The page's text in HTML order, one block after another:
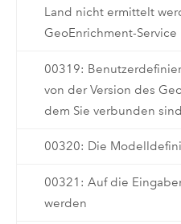
Land nicht ermittelt
GeoEnrichment-
00319:
von der Version des
dem Sie verbunden
00320: Die
00321: Auf die
werden